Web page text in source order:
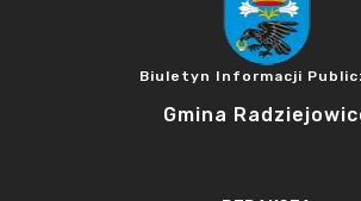
Biuletyn Informacji
Gmina